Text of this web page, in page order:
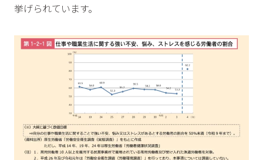
挙げられています。